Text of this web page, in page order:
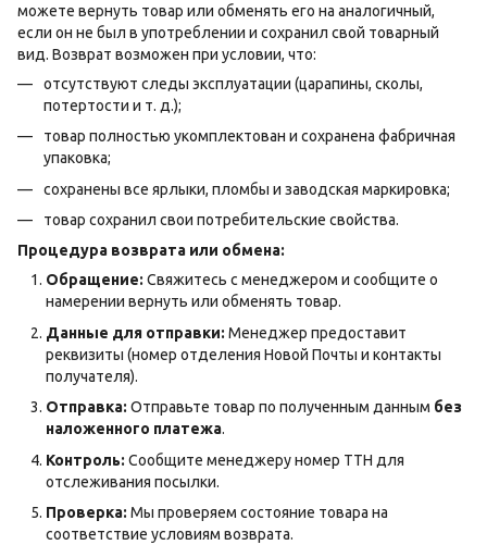
можете вернуть товар или обменять его на аналогичный,
если он не был в употреблении и сохранил свой товарный
вид. Возврат возможен при условии, что:
отсутствуют следы эксплуатации (царапины, сколы,
потертости и т. д.);
товар полностью укомплектован и сохранена фабричная
упаковка;
сохранены все ярлыки, пломбы и заводская маркировка;
товар сохранил свои потребительские свойства.
Процедура возврата или обмена:
Обращение: Свяжитесь с менеджером и сообщите о
намерении вернуть или обменять товар.
Данные для отправки: Менеджер предоставит
реквизиты (номер отделения Новой Почты и контакты
получателя).
Отправка: Отправьте товар по полученным данным без
наложенного платежа.
Контроль: Сообщите менеджеру номер ТТН для
отслеживания посылки.
Проверка: Мы проверяем состояние товара на
соответствие условиям возврата.